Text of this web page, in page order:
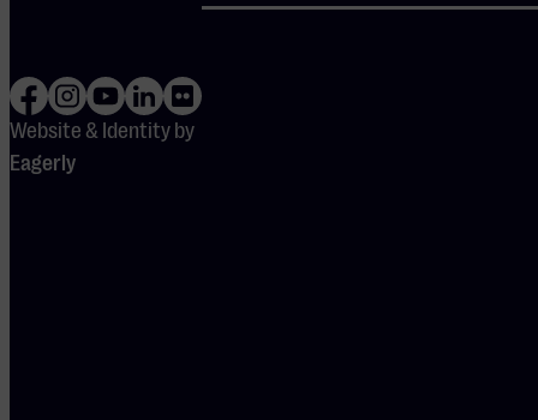
Website & Identity by
Eagerly
Uriah Heep
Zo 22 nov 2026
Ultimate